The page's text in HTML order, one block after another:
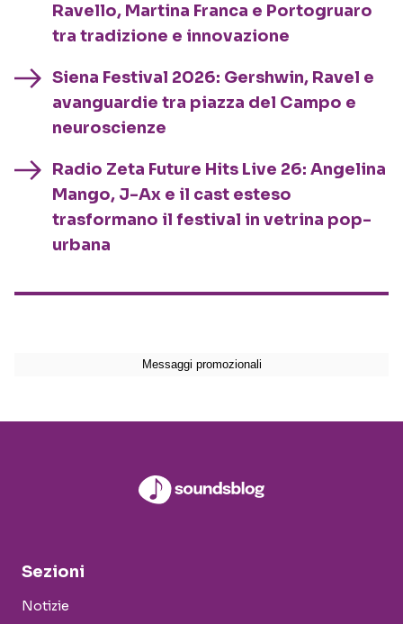
Ravello, Martina Franca e Portogruaro
tra tradizione e innovazione
Siena Festival 2026: Gershwin, Ravel e
avanguardie tra piazza del Campo e
neuroscienze
Radio Zeta Future Hits Live 26: Angelina
Mango, J-Ax e il cast esteso
trasformano il festival in vetrina pop-
urbana
Sezioni
Notizie